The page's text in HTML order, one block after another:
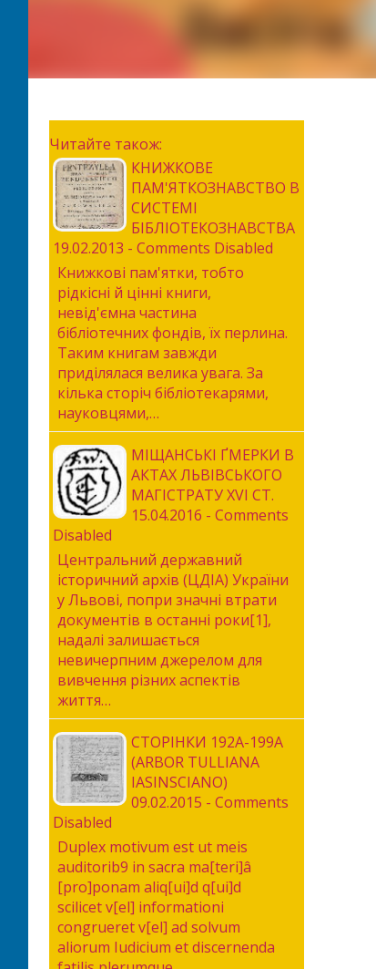
Читайте також:
КНИЖКОВЕ
ПАМ'ЯТКОЗНАВСТВО В
СИСТЕМІ
БІБЛІОТЕКОЗНАВСТВА
19.02.2013 - Comments Disabled
Книжкові пам'ятки, тобто
рідкісні й цінні книги,
невід'ємна частина
бібліотечних фондів, їх перлина.
Таким книгам завжди
приділялася велика увага. За
кілька сторіч бібліотекарями,
науковцями,…
МІЩАНСЬКІ ҐМЕРКИ В
АКТАХ ЛЬВІВСЬКОГО
МАГІСТРАТУ XVI СТ.
15.04.2016 - Comments
Disabled
Центральний державний
історичний архів (ЦДІА) України
у Львові, попри значні втрати
документів в останні роки[1],
надалі залишається
невичерпним джерелом для
вивчення різних аспектів
життя…
СТОРІНКИ 192А-199А
(ARBOR TULLIANA
IASINSCIANO)
09.02.2015 - Comments
Disabled
Duplex motivum est ut meis
auditorib9 in sacra ma[teri]â
[pro]ponam aliq[ui]d q[ui]d
scilicet v[el] informationi
congrueret v[el] ad solvum
aliorum Iudicium et discernenda